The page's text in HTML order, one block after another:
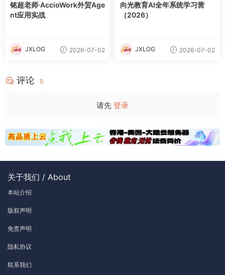
铭超老师·AccioWork外贸Age
nt应用实战
JXLOG 2026-07-02
向光教育AI全年系统学习营
（2026）
JXLOG 2026-07-02
评论 0
请先 登录
关于我们 / About
本站介绍
版权声明
免责声明
隐私协议
联系我们